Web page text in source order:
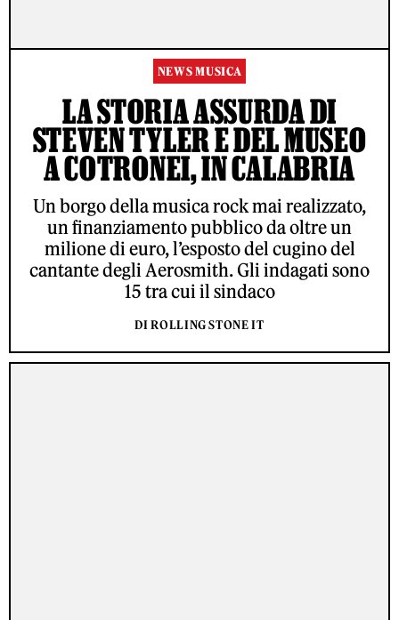
NEWS MUSICA
LA STORIA ASSURDA DI
STEVEN TYLER E DEL MUSEO
A COTRONEI, IN CALABRIA
Un borgo della musica rock mai realizzato,
un finanziamento pubblico da oltre un
milione di euro, l’esposto del cugino del
cantante degli Aerosmith. Gli indagati sono
15 tra cui il sindaco
DI ROLLING STONE IT